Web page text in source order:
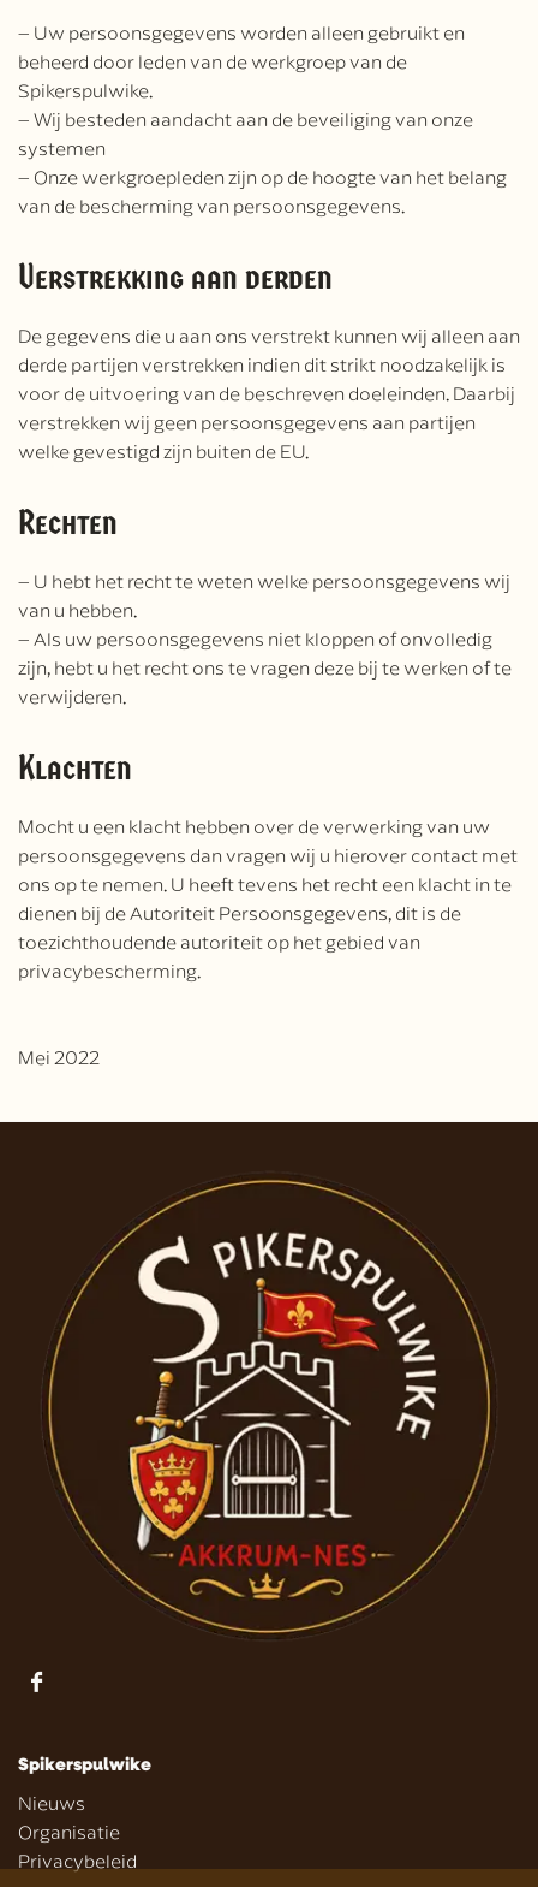
– Uw persoonsgegevens worden alleen gebruikt en
beheerd door leden van de werkgroep van de
Spikerspulwike.
– Wij besteden aandacht aan de beveiliging van onze
systemen
– Onze werkgroepleden zijn op de hoogte van het belang
van de bescherming van persoonsgegevens.
Verstrekking aan derden
De gegevens die u aan ons verstrekt kunnen wij alleen aan
derde partijen verstrekken indien dit strikt noodzakelijk is
voor de uitvoering van de beschreven doeleinden. Daarbij
verstrekken wij geen persoonsgegevens aan partijen
welke gevestigd zijn buiten de EU.
Rechten
– U hebt het recht te weten welke persoonsgegevens wij
van u hebben.
– Als uw persoonsgegevens niet kloppen of onvolledig
zijn, hebt u het recht ons te vragen deze bij te werken of te
verwijderen.
Klachten
Mocht u een klacht hebben over de verwerking van uw
persoonsgegevens dan vragen wij u hierover contact met
ons op te nemen. U heeft tevens het recht een klacht in te
dienen bij de Autoriteit Persoonsgegevens, dit is de
toezichthoudende autoriteit op het gebied van
privacybescherming.
Mei 2022
Spikerspulwike
Nieuws
Organisatie
Privacybeleid